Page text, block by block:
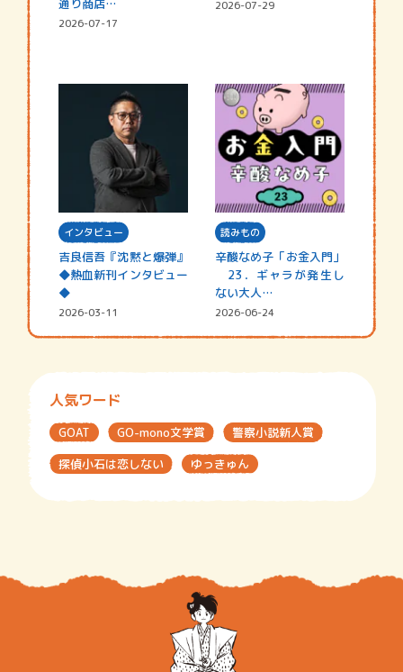
通り商店…
2026-07-17
2026-07-29
インタビュー
吉良信吾『沈黙と爆弾』
◆熱血新刊インタビュー
◆
2026-03-11
読みもの
辛酸なめ子「お金入門」
23．ギャラが発生し
ない大人…
2026-06-24
人気ワード
GOAT GO-mono文学賞
警察小説新人賞
探偵小石は恋しない
ゆっきゅん